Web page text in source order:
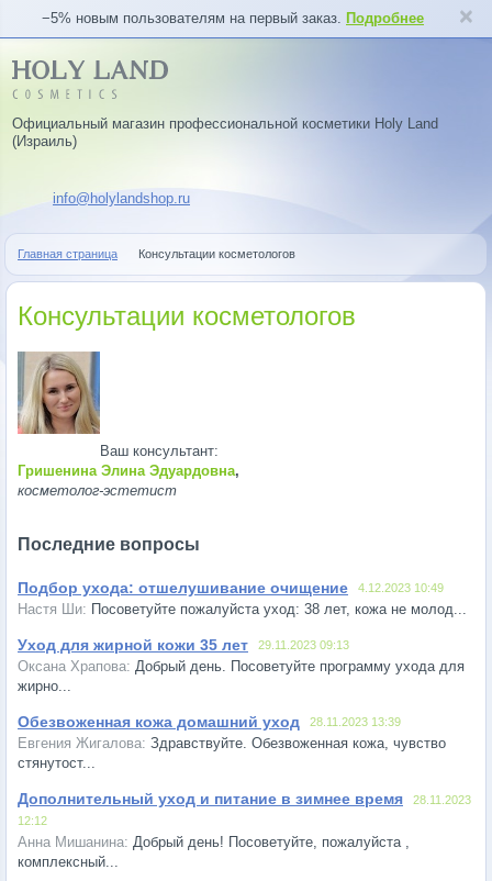
−5% новым пользователям на первый заказ. Подробнее
Официальный магазин профессиональной косметики Holy Land
(Израиль)
info@holylandshop.ru
Главная страница Консультации косметологов
Консультации косметологов
Ваш консультант:
Гришенина Элина Эдуардовна,
косметолог-эстетист
Последние вопросы
Подбор ухода: отшелушивание очищение 4.12.2023 10:49
Посоветуйте пожалуйста уход: 38 лет, кожа не молод...
Уход для жирной кожи 35 лет 29.11.2023 09:13
Добрый день. Посоветуйте программу ухода для
жирно...
Обезвоженная кожа домашний уход 28.11.2023 13:39
Здравствуйте. Обезвоженная кожа, чувство
стянутост...
Дополнительный уход и питание в зимнее время
28.11.2023
12:12
Добрый день! Посоветуйте, пожалуйста ,
комплексный...